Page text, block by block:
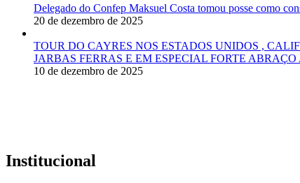
Delegado do Confep Maksuel Costa tomou posse como
20 de dezembro de 2025
TOUR DO CAYRES NOS ESTADOS UNIDOS ,
JARBAS FERRAS E EM ESPECIAL FORTE
10 de dezembro de 2025
Institucional